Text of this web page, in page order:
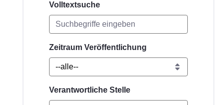
Volltextsuche
Zeitraum Veröffentlichung
Verantwortliche Stelle